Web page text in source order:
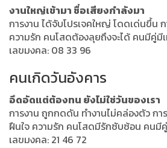
งานใหญ่เข้ามา ชื่อเสียงกำลังมา
การงาน ได้จับโปรเจคใหญ่ โดดเด่นขึ้น
ความรัก คนโสดต้องลุยถึงจะได้ คนมีคู่มี
เลขมงคล: 08 33 96
คนเกิดวันอังคาร
อึดอัดแต่ต้องทน ยังไม่ใช่วันของเรา
การงาน ถูกกดดัน ทำงานไม่คล่องตัว กา
ฝืนใจ ความรัก คนโสดมีรักซับซ้อน คนมี
เลขมงคล: 21 46 72